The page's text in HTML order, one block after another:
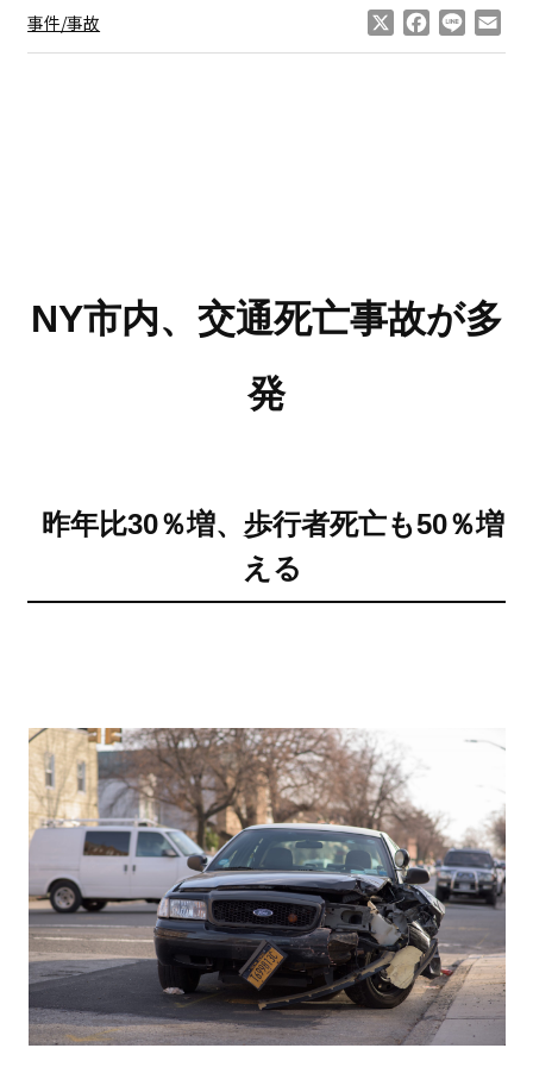
事件/事故 Facebook
Line
NY市内、交通死亡事故が多
発
昨年比30％増、歩行者死亡も50％増
える